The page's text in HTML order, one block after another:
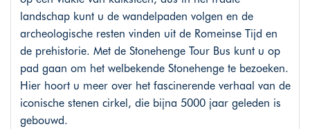
landschap kunt u de wandelpaden volgen en de
archeologische resten vinden uit de Romeinse Tijd en
de prehistorie. Met de Stonehenge Tour Bus kunt u op
pad gaan om het welbekende Stonehenge te bezoeken.
Hier hoort u meer over het fascinerende verhaal van de
iconische stenen cirkel, die bijna 5000 jaar geleden is
gebouwd.